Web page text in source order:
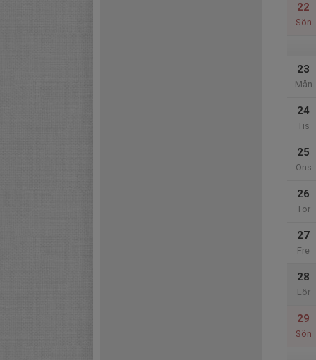
22
Sön
23
Mån
24
Tis
25
Ons
26
Tor
27
Fre
28
Lör
29
Sön